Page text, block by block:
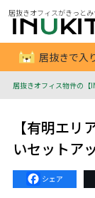
居抜きオフィスがきっと
居抜きで入
居抜きオフィス物件の【
【有明エ
いセットア